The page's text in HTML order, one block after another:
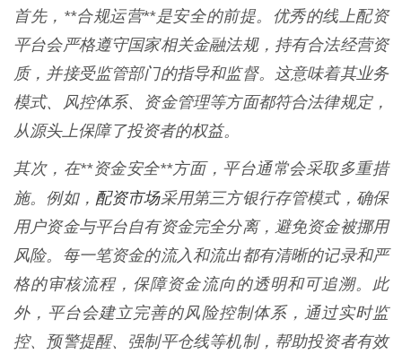
首先，**合规运营**是安全的前提。优秀的线上配资
平台会严格遵守国家相关金融法规，持有合法经营资
质，并接受监管部门的指导和监督。这意味着其业务
模式、风控体系、资金管理等方面都符合法律规定，
从源头上保障了投资者的权益。
其次，在**资金安全**方面，平台通常会采取多重措
施。例如， 配资市场采用第三方银行存管模式，确保
用户资金与平台自有资金完全分离，避免资金被挪用
风险。每一笔资金的流入和流出都有清晰的记录和严
格的审核流程，保障资金流向的透明和可追溯。此
外，平台会建立完善的风险控制体系，通过实时监
控、预警提醒、强制平仓线等机制，帮助投资者有效